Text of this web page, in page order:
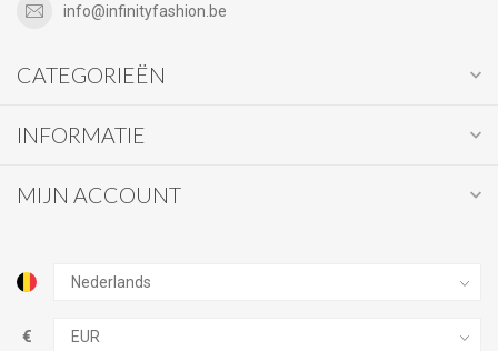
info@infinityfashion.be
CATEGORIEËN
INFORMATIE
MIJN ACCOUNT
€